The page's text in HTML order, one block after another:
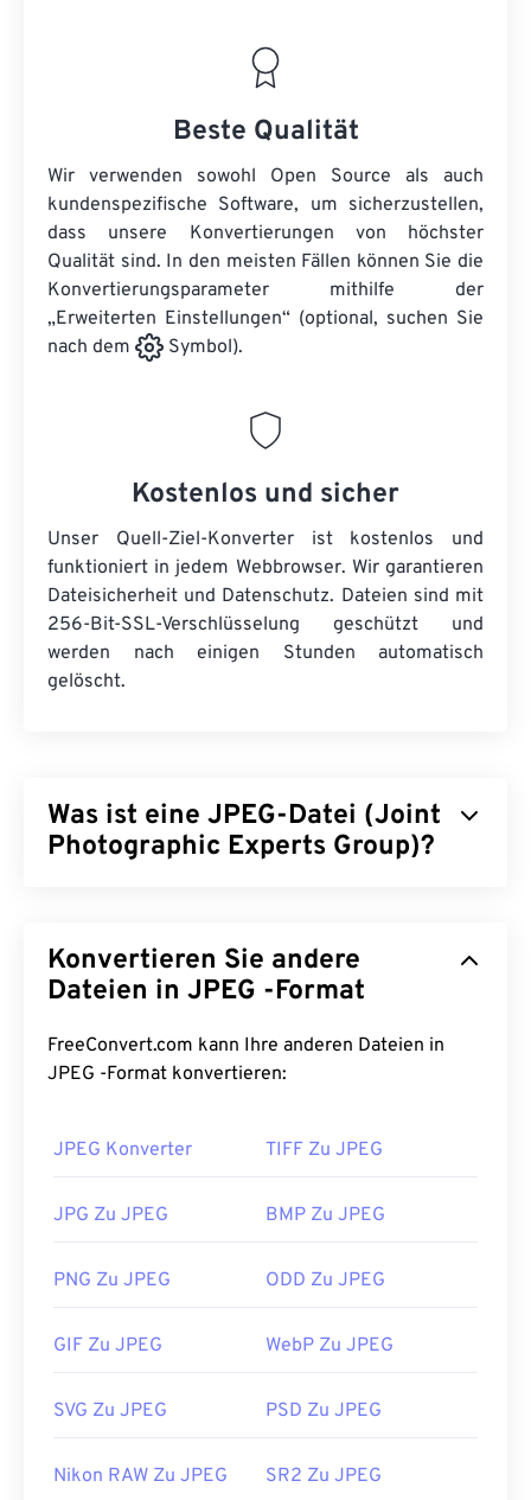
Beste Qualität
Wir verwenden sowohl Open Source als auch
kundenspezifische Software, um sicherzustellen,
dass unsere Konvertierungen von höchster
Qualität sind. In den meisten Fällen können Sie die
Konvertierungsparameter mithilfe der
„Erweiterten Einstellungen“ (optional, suchen Sie
nach dem
Symbol).
Kostenlos und sicher
Unser Quell-Ziel-Konverter ist kostenlos und
funktioniert in jedem Webbrowser. Wir garantieren
Dateisicherheit und Datenschutz. Dateien sind mit
256-Bit-SSL-Verschlüsselung geschützt und
werden nach einigen Stunden automatisch
gelöscht.
Was ist eine JPEG-Datei (Joint
Photographic Experts Group)?
zur Komprimierung von Fotos und Grafiken
verwendet. Die hohe Komprimierung, die JPEG
Aufgrund ihrer relativ geringen Größe eignen sich
JPEG-Dateien hervorragend für den Transport im
Dateigröße um bis zu 80 % reduzieren!
benötigen, können Sie
JPG in WebP konvertieren,
Dateiformat.
Wie öffnet man eine JPEG-Datei?
erkennen und können JPEG-Dateien öffnen. Ein
sie in der Regel in Ihrem Standard-Bildbetrachter,
Konvertieren Sie andere
Dateien in JPEG -Format
FreeConvert.com kann Ihre anderen Dateien in
JPEG -Format konvertieren:
JPEG Konverter TIFF Zu JPEG
JPG Zu JPEG BMP Zu JPEG
PNG Zu JPEG ODD Zu JPEG
GIF Zu JPEG WebP Zu JPEG
SVG Zu JPEG PSD Zu JPEG
Nikon RAW Zu JPEG SR2 Zu JPEG